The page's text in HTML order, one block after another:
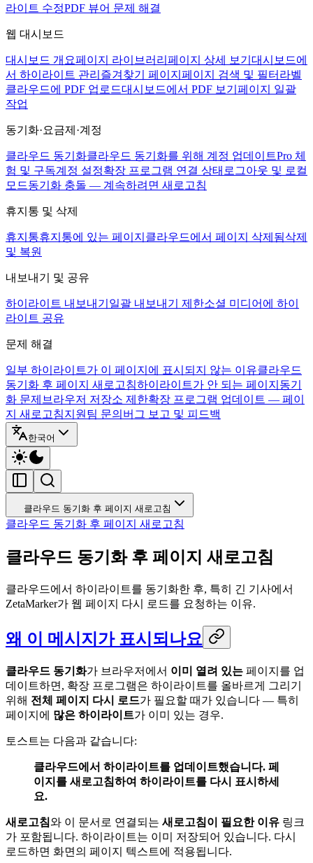
라이트 수정PDF 뷰어 문제 해결
웹 대시보드
대시보드 개요페이지 라이브러리 페이지 상세 보기 대시보드에
서 하이라이트 관리 즐겨찾기 페이지 페이지 검색 및 필터 라벨
클라우드에 PDF 업로드대시보드에서 PDF 보기 페이지 일괄
작업
동기화·요금제·계정
클라우드 동기화클라우드 동기화를 위해 계정 업데이트Pro 체
험 및 구독계정 설정확장 프로그램 연결 상태 로그아웃 및 로컬
모드동기화 충돌 — 계속하려면 새로고침
휴지통 및 삭제
휴지통휴지통에 있는 페이지 클라우드에서 페이지 삭제됨삭제
및 복원
내보내기 및 공유
하이라이트 내보내기 일괄 내보내기 제한소셜 미디어에 하이
라이트 공유
문제 해결
일부 하이라이트가 이 페이지에 표시되지 않는 이유클라우드
동기화 후 페이지 새로고침하이라이트가 안 되는 페이지 동기
화 문제 브라우저 저장소 제한확장 프로그램 업데이트 — 페이
지 새로고침지원팀 문의 버그 보고 및 피드백
한국어
클라우드 동기화 후 페이지 새로고침
클라우드 동기화 후 페이지 새로고침
클라우드 동기화 후 페이지 새로고침
클라우드에서 하이라이트를 동기화한 후, 특히 긴 기사에서
ZetaMarker가 웹 페이지 다시 로드를 요청하는 이유.
왜 이 메시지가 표시되나요
클라우드 동기화가 브라우저에서 이미 열려 있는 페이지를 업
데이트하면, 확장 프로그램은 하이라이트를 올바르게 그리기
위해 전체 페이지 다시 로드가 필요할 때가 있습니다 — 특히
페이지에 많은 하이라이트가 이미 있는 경우.
토스트는 다음과 같습니다:
클라우드에서 하이라이트를 업데이트했습니다. 페
이지를 새로고침하여 하이라이트를 다시 표시하세
요.
새로고침와 이 문서로 연결되는 새로고침이 필요한 이유 링크
가 포함됩니다. 하이라이트는 이미 저장되어 있습니다. 다시
로드하면 화면의 페이지 텍스트에 적용됩니다.